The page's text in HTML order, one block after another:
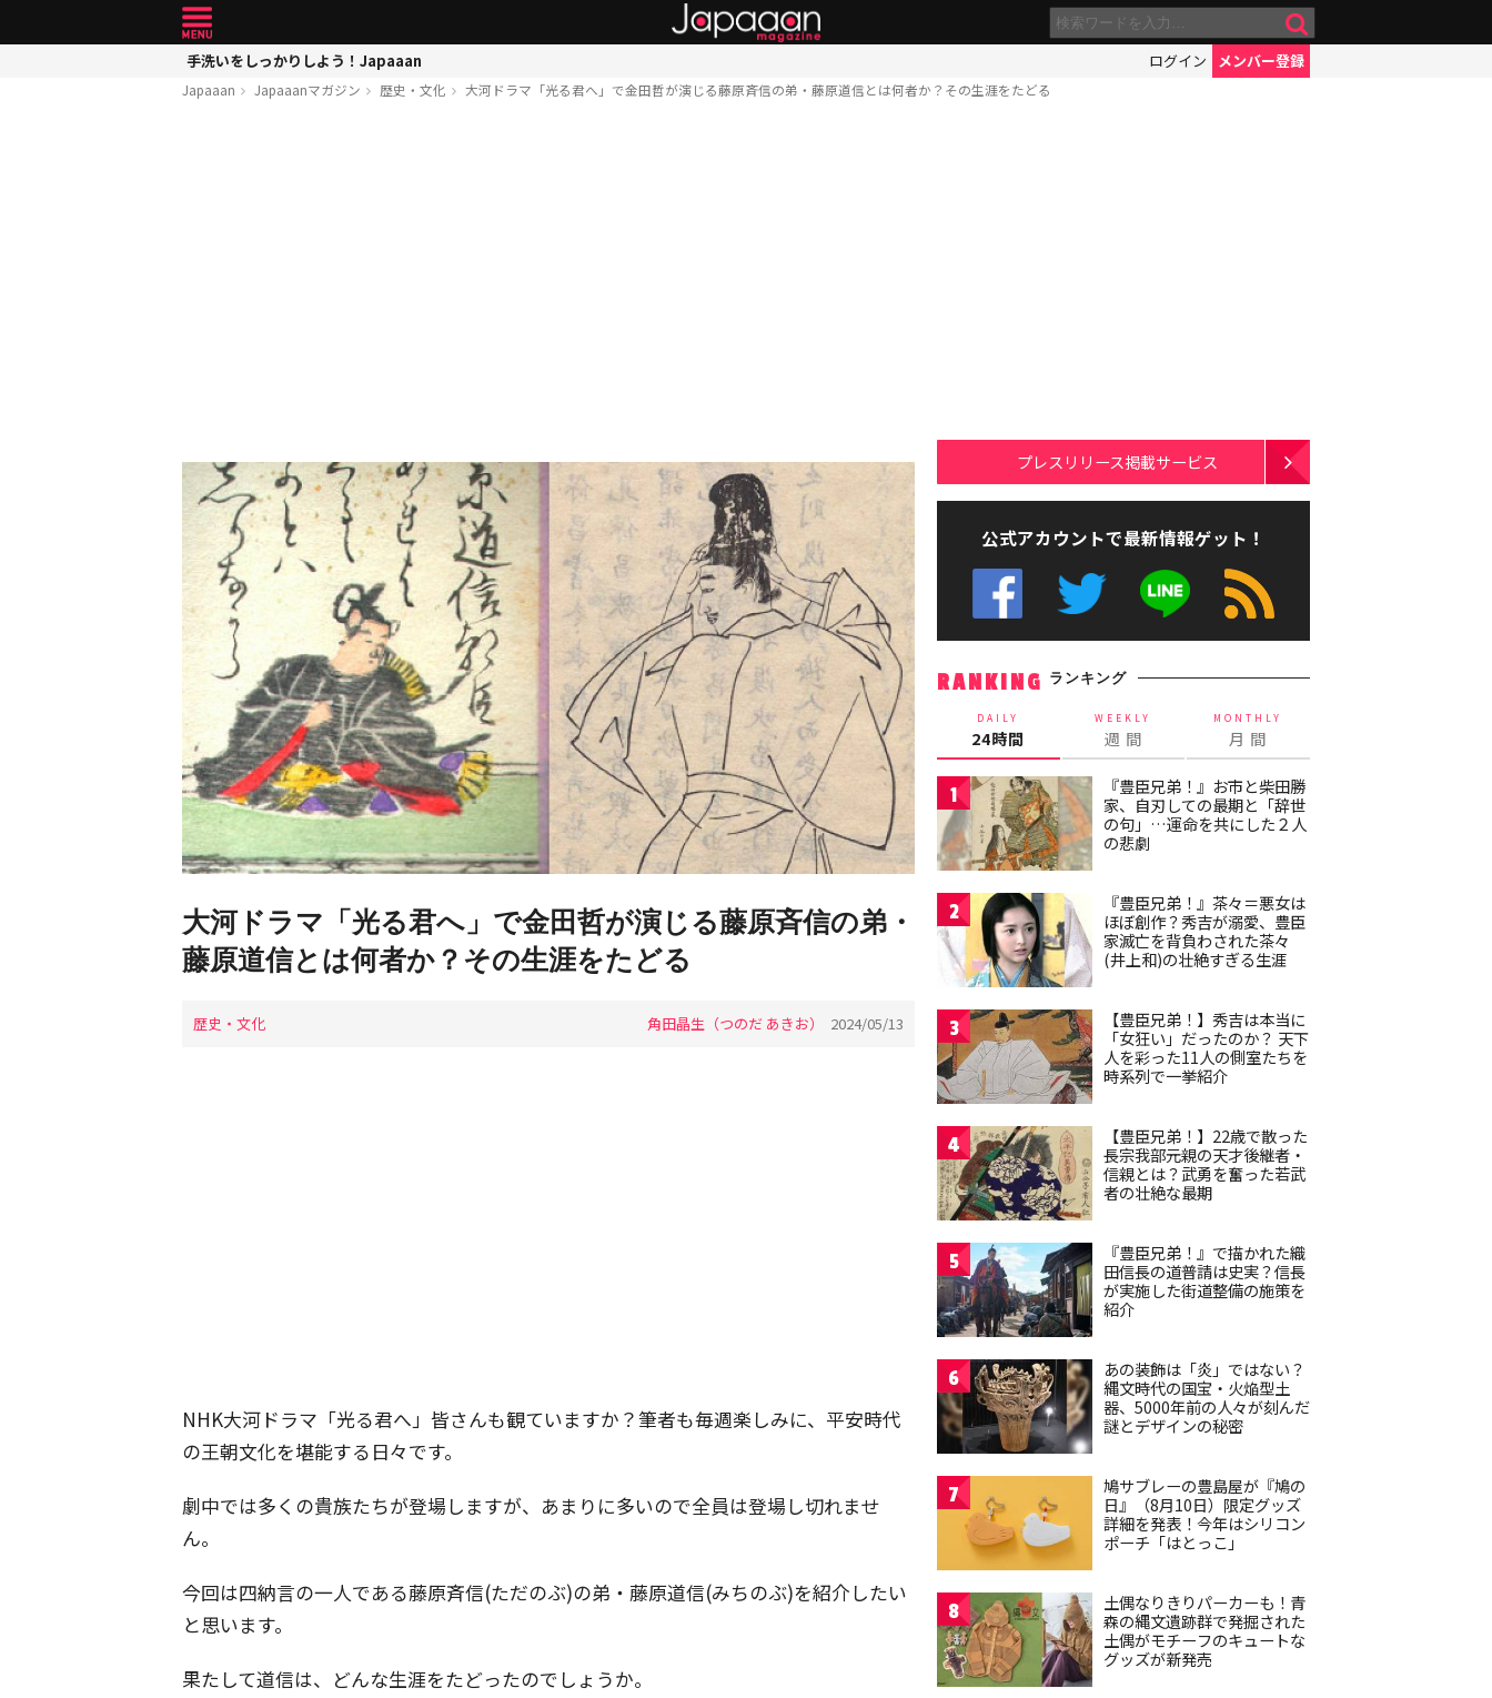
手洗いをしっかりしよう！Japaaan ログイン メンバー登録
Japaaan Japaaanマガジン 歴史・文化 大河ドラマ「光る君へ」で金田哲が演じる藤原斉信の弟・藤原道信とは何者か？その生涯をたどる
大河ドラマ「光る君へ」で金田哲が演じる藤原斉信の弟・
藤原道信とは何者か？その生涯をたどる
歴史・文化 角田晶生（つのだ あきお） 2024/05/13
NHK大河ドラマ「光る君へ」皆さんも観ていますか？筆者も毎週楽しみに、平安時代
の王朝文化を堪能する日々です。
劇中では多くの貴族たちが登場しますが、あまりに多いので全員は登場し切れませ
ん。
今回は四納言の一人である藤原斉信(ただのぶ)の弟・藤原道信(みちのぶ)を紹介したい
と思います。
果たして道信は、どんな生涯をたどったのでしょうか。
プレスリリース掲載サービス
公式アカウントで最新情報ゲット！
RANKING ランキング
DAILY
24時間
WEEKLY
週 間
MONTHLY
月 間
1
『豊臣兄弟！』お市と柴田勝
家、自刃しての最期と「辞世
の句」…運命を共にした２人
の悲劇
2
『豊臣兄弟！』茶々＝悪女は
ほぼ創作？秀吉が溺愛、豊臣
家滅亡を背負わされた茶々
(井上和)の壮絶すぎる生涯
3
【豊臣兄弟！】秀吉は本当に
「女狂い」だったのか？ 天下
人を彩った11人の側室たちを
時系列で一挙紹介
4
【豊臣兄弟！】22歳で散った
長宗我部元親の天才後継者・
信親とは？武勇を奮った若武
者の壮絶な最期
5
『豊臣兄弟！』で描かれた織
田信長の道普請は史実？信長
が実施した街道整備の施策を
紹介
6
あの装飾は「炎」ではない？
縄文時代の国宝・火焔型土
器、5000年前の人々が刻んだ
謎とデザインの秘密
7
鳩サブレーの豊島屋が『鳩の
日』（8月10日）限定グッズ
詳細を発表！今年はシリコン
ポーチ「はとっこ」
8
土偶なりきりパーカーも！青
森の縄文遺跡群で発掘された
土偶がモチーフのキュートな
グッズが新発売